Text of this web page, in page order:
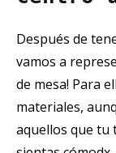
Después de
vamos a
de mesa! Para
materiales,
aquellos que tu